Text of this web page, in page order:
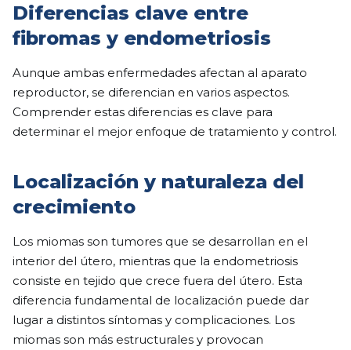
Diferencias clave entre
fibromas y endometriosis
Aunque ambas enfermedades afectan al aparato
reproductor, se diferencian en varios aspectos.
Comprender estas diferencias es clave para
determinar el mejor enfoque de tratamiento y control.
Localización y naturaleza del
crecimiento
Los miomas son tumores que se desarrollan en el
interior del útero, mientras que la endometriosis
consiste en tejido que crece fuera del útero. Esta
diferencia fundamental de localización puede dar
lugar a distintos síntomas y complicaciones. Los
miomas son más estructurales y provocan